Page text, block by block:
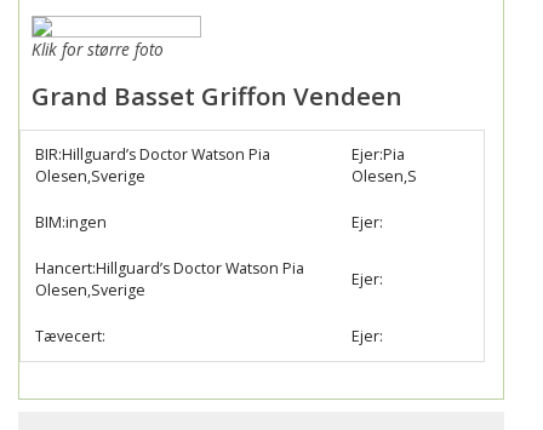
Klik for større foto
Grand Basset Griffon Vendeen
BIR:Hillguard’s Doctor Watson Pia
Olesen,Sverige
Ejer:Pia
Olesen,S
BIM:ingen Ejer:
Hancert:Hillguard’s Doctor Watson Pia
Olesen,Sverige
Ejer:
Tævecert: Ejer: